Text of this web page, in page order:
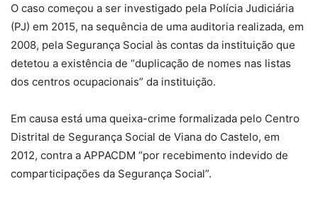
O caso começou a ser investigado pela Polícia Judiciária
(PJ) em 2015, na sequência de uma auditoria realizada, em
2008, pela Segurança Social às contas da instituição que
detetou a existência de “duplicação de nomes nas listas
dos centros ocupacionais” da instituição.
Em causa está uma queixa-crime formalizada pelo Centro
Distrital de Segurança Social de Viana do Castelo, em
2012, contra a APPACDM “por recebimento indevido de
comparticipações da Segurança Social”.